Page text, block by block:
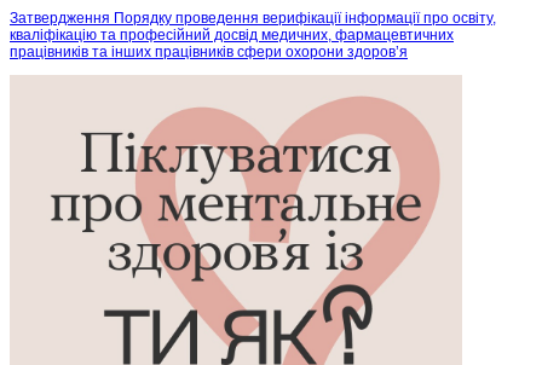
Затвердження Порядку проведення верифікації інформації про освіту,
кваліфікацію та професійний досвід медичних, фармацевтичних
працівників та інших працівників сфери охорони здоров’я